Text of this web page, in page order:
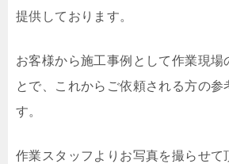
提供しております。
お客様から施工事例として作業現場
とで、これからご依頼される方の参
す。
作業スタッフよりお写真を撮らせて